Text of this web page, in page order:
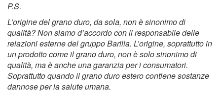
P.S.
L’origine del grano duro, da sola, non è sinonimo di
qualità? Non siamo d’accordo con il responsabile delle
relazioni esterne del gruppo Barilla. L’origine, soprattutto in
un prodotto come il grano duro, non è solo sinonimo di
qualità, ma è anche una garanzia per i consumatori.
Soprattutto quando il grano duro estero contiene sostanze
dannose per la salute umana.